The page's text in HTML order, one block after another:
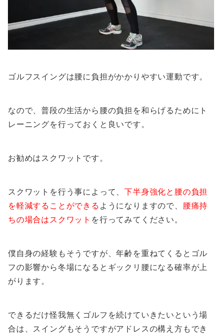
ゴルフスイングは腰に負担がかかりやすい運動です。
なので、普段の生活から腰の負担を和らげるためにト
レーニングを行っておくと良いです。
お勧めはスクワットです。
スクワットを行う事によって、下半身強化と腰の負担
を軽減することができる ようになりますので、 腰痛持
ちの場合はスクワット を行ってみてください。
僕自身の経験もそうですが、年齢を重ねてくるとゴル
フの影響から冬場になるとギックリ腰になる確率が上
がります。
できるだけ怪我無くゴルフを続けていきたいという場
合は、スイングもそうですがアドレスの構え方もでき